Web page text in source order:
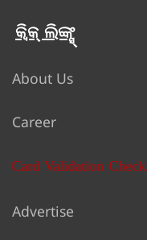
କ୍ୱିକ୍ ଲିଙ୍କ୍ସ୍
About Us
Career
Card Validation Check
Advertise